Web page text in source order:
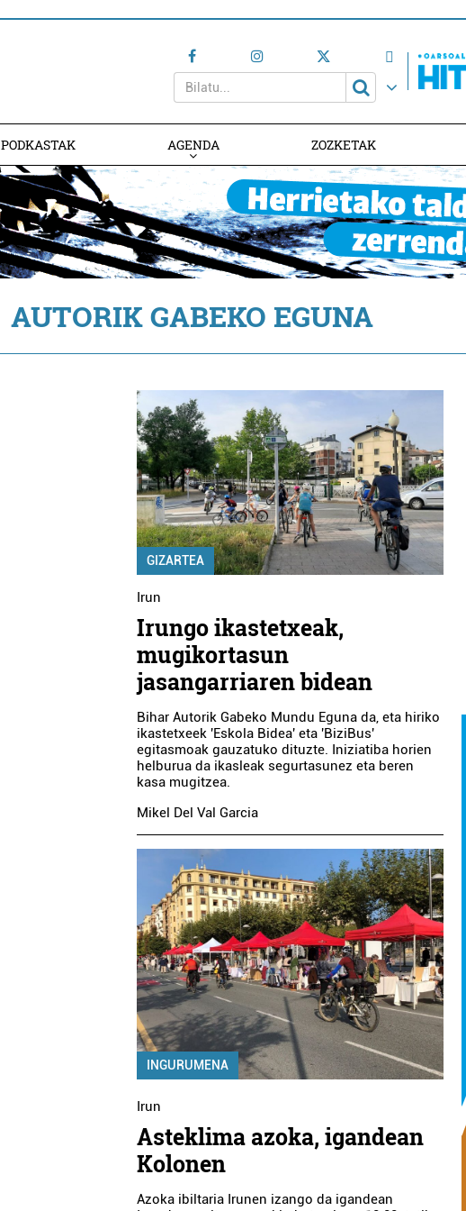
PODKASTAK AGENDA ZOZKETAK
AUTORIK GABEKO EGUNA
GIZARTEA
Irun
Irungo ikastetxeak,
mugikortasun
jasangarriaren bidean
Bihar Autorik Gabeko Mundu Eguna da, eta hiriko
ikastetxeek 'Eskola Bidea' eta 'BiziBus'
egitasmoak gauzatuko dituzte. Iniziatiba horien
helburua da ikasleak segurtasunez eta beren
kasa mugitzea.
Mikel Del Val Garcia
INGURUMENA
Irun
Asteklima azoka, igandean
Kolonen
Azoka ibiltaria Irunen izango da igandean